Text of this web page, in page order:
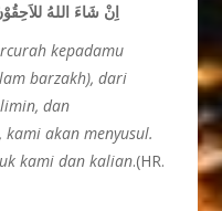
اِنْ شَاءَ اللهُ
kepadamu
barzakh), dari
dan
kami akan menyusul.
kami dan kalian.(HR.